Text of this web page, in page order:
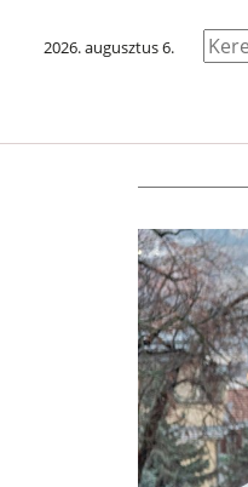
2026. augusztus 6.